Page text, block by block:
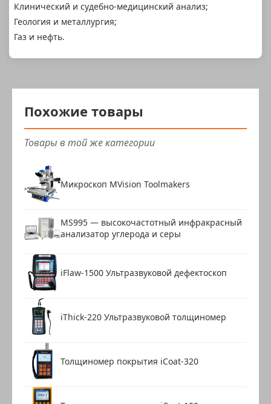
Клинический и судебно-медицинский анализ;
Геология и металлургия;
Газ и нефть.
Похожие товары
Товары в той же категории
Микроскоп MVision Toolmakers
MS995 — высокочастотный инфракрасный
анализатор углерода и серы
iFlaw-1500 Ультразвуковой дефектоскоп
iThick-220 Ультразвуковой толщиномер
Толщиномер покрытия iCoat-320